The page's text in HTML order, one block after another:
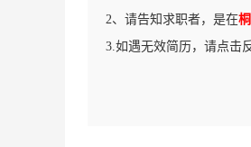
2、请告知求职者，是在
3.如遇无效简历，请点击